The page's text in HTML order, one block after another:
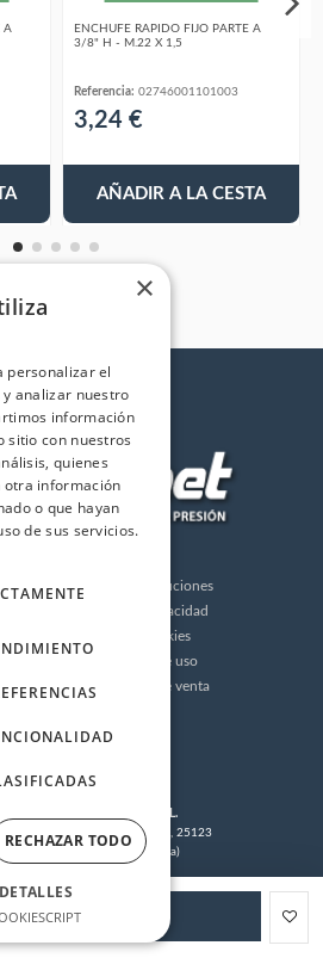
Añadir a la cesta
A
ENCHUFE RAPIDO FIJO PARTE A
3/8" H - M.22 X 1,5
Referencia: 02746001101003
3,24 €
AÑADIR A LA CESTA
Envios y devoluciones
Política de privacidad
Política de cookies
Condiciones de uso
Condiciones de venta
MULTIDRONET S.L.
C/Tramuntana 62, 25123
Torrefarrera (Lleida)
×
personalizar el
analizar nuestro
información
sitio con nuestros
quienes
otra información
o que hayan
de sus servicios.
RECHAZAR TODO